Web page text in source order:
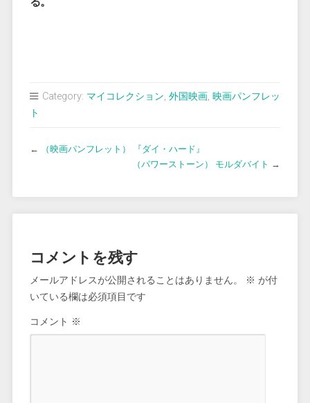
Category: マイコレクション, 外国映画, 映画パンフレッ
ト
←
（映画パンフレット） 『ダイ・ハード』
（パワーストーン） モルダバイト →
コメントを残す
メールアドレスが公開されることはありません。 ※ が付
いている欄は必須項目です
コメント ※